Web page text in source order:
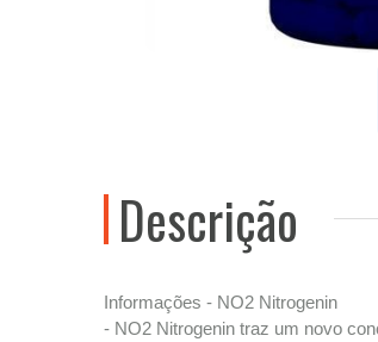
Descrição
Informações - NO2 Nitrogenin
- NO2 Nitrogenin traz um novo